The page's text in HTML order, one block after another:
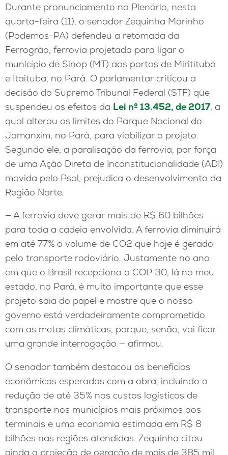
Durante pronunciamento no Plenário, nesta
quarta-feira (11), o senador Zequinha Marinho
(Podemos-PA) defendeu a retomada da
Ferrogrão, ferrovia projetada para ligar o
município de Sinop (MT) aos portos de Miritituba
e Itaituba, no Pará. O parlamentar criticou a
decisão do Supremo Tribunal Federal (STF) que
suspendeu os efeitos da Lei nº 13.452, de 2017, a
qual alterou os limites do Parque Nacional do
Jamanxim, no Pará, para viabilizar o projeto.
Segundo ele, a paralisação da ferrovia, por força
de uma Ação Direta de Inconstitucionalidade (ADI)
movida pelo Psol, prejudica o desenvolvimento da
Região Norte.
— A ferrovia deve gerar mais de R$ 60 bilhões
para toda a cadeia envolvida. A ferrovia diminuirá
em até 77% o volume de CO2 que hoje é gerado
pelo transporte rodoviário. Justamente no ano
em que o Brasil recepciona a COP 30, lá no meu
estado, no Pará, é muito importante que esse
projeto saia do papel e mostre que o nosso
governo está verdadeiramente comprometido
com as metas climáticas, porque, senão, vai ficar
uma grande interrogação — afirmou.
O senador também destacou os benefícios
econômicos esperados com a obra, incluindo a
redução de até 35% nos custos logísticos de
transporte nos municípios mais próximos aos
terminais e uma economia estimada em R$ 8
bilhões nas regiões atendidas. Zequinha citou
ainda a projeção de geração de mais de 385 mil